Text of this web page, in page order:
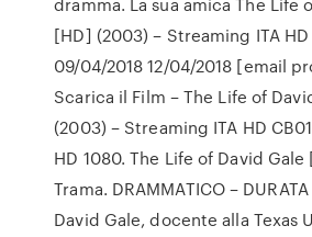
[HD] (2003) – Streaming ITA
09/04/2018 12/04/2018 [email
Scarica il Film – The Life of
(2003) – Streaming ITA HD
HD 1080. The Life of David
Trama. DRAMMATICO – DURATA
David Gale, docente alla Texas